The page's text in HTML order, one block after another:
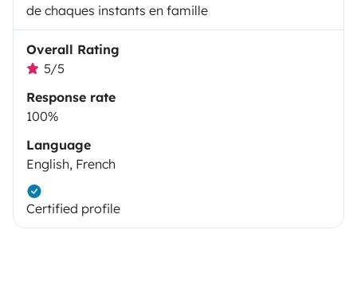
de chaques instants en famille
Overall Rating
5/5
Response rate
100%
Language
English, French
Certified profile